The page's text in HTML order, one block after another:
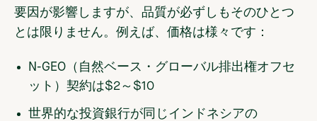
要因が影響しますが、品質が必ずしもそのひとつ
とは限りません。例えば、価格は様々です：
N-GEO（自然ベース・グローバル排出権オフセ
ット）契約は$2～$10
世界的な投資銀行が同じインドネシアの